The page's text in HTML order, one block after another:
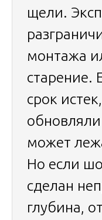
щели.
монтажа
старение.
срок
может
Но если
сделан
глубина,